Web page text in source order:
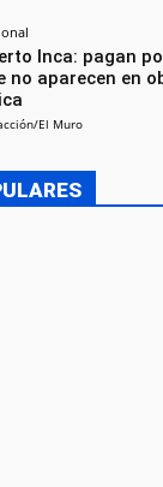
Inca: pagan
no aparecen en
El Muro